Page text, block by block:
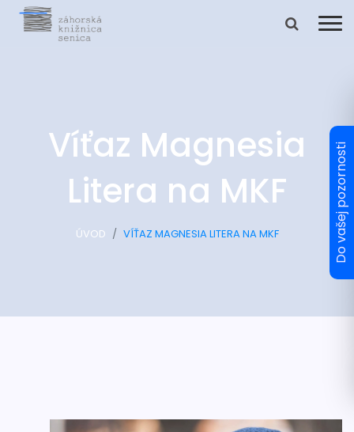
Víťaz Magnesia
Litera na MKF
ÚVOD VÍŤAZ MAGNESIA LITERA NA MKF